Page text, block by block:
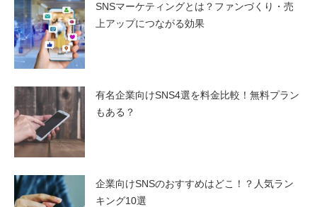
SNSマーケティングとは？ファンづくり・売
上アップにつながる効果
有名企業向けSNS4選を料金比較！無料プラン
もある？
企業向けSNSのおすすめはどこ！？人気ラン
キング10選